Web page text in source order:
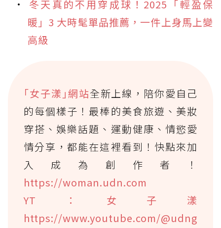
冬天真的不用穿成球！2025「輕盈保
暖」3 大時髦單品推薦，一件上身馬上變
高級
｢女子漾｣網站全新上線，陪你愛自己
的每個樣子！最棒的美食旅遊、美妝
穿搭、娛樂話題、運動健康、情慾愛
情分享，都能在這裡看到！快點來加
入成為創作者！
https://woman.udn.com
YT：女子漾
https://www.youtube.com/@udng